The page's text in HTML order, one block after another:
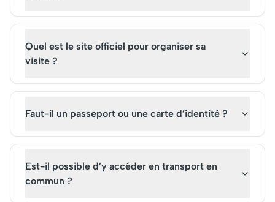
billets pour une visite
Quel est le site officiel pour organiser sa
visite ?
Faut-il un passeport ou une carte d’identité ?
Est-il possible d’y accéder en transport en
commun ?